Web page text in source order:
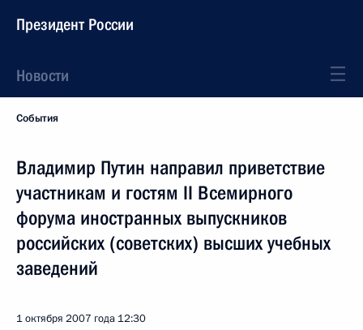
Президент России
Новости
События
Владимир Путин направил приветствие
участникам и гостям II Всемирного
форума иностранных выпускников
российских (советских) высших учебных
заведений
1 октября 2007 года 12:30